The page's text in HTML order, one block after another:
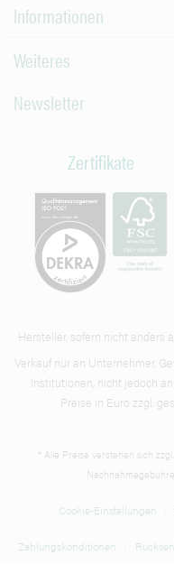
Informationen
Weiteres
Newsletter
Zertifikate
Hersteller, sofern nicht anders
Verkauf nur an Unternehmer,
Institutionen, nicht jedoch
Preise in Euro zzgl.
* Alle Preise verstehen sich
Cookie-Einstellungen
Zahlungskonditionen